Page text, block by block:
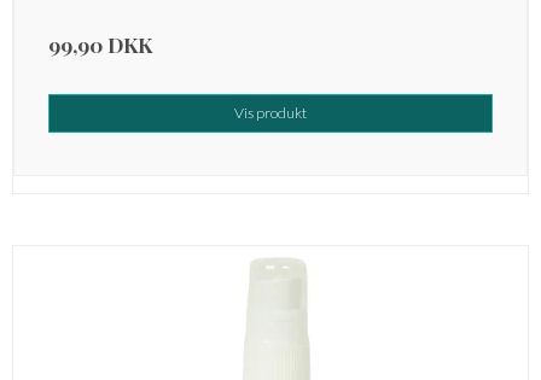
99,90 DKK
Vis produkt